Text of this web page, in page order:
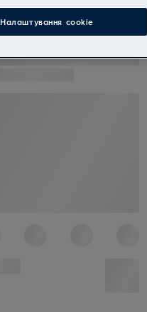
Налаштування cookie